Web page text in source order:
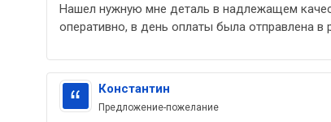
Нашел нужную мне деталь в надлежащем
оперативно, в день оплаты была отправлена в
Константин
Предложение-пожелание